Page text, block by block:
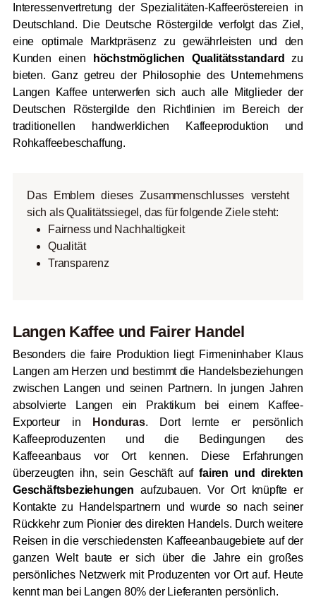
Interessenvertretung der Spezialitäten-Kaffeeröstereien in
Deutschland. Die Deutsche Röstergilde verfolgt das Ziel,
eine optimale Marktpräsenz zu gewährleisten und den
Kunden einen
höchstmöglichen Qualitätsstandard
zu
bieten. Ganz getreu der Philosophie des Unternehmens
Langen Kaffee unterwerfen sich auch alle Mitglieder der
Deutschen Röstergilde den Richtlinien im Bereich der
traditionellen handwerklichen Kaffeeproduktion und
Rohkaffeebeschaffung.
Das Emblem dieses Zusammenschlusses versteht
sich als Qualitätssiegel, das für folgende Ziele steht:
Fairness und Nachhaltigkeit
Qualität
Transparenz
Langen Kaffee und Fairer Handel
Besonders die faire Produktion liegt Firmeninhaber Klaus
Langen am Herzen und bestimmt die Handelsbeziehungen
zwischen Langen und seinen Partnern. In jungen Jahren
absolvierte Langen ein Praktikum bei einem Kaffee-
Exporteur in
Honduras. Dort lernte er persönlich
Kaffeeproduzenten und die Bedingungen des
Kaffeeanbaus vor Ort kennen. Diese Erfahrungen
überzeugten ihn, sein Geschäft auffairen und direkten
Geschäftsbeziehungen aufzubauen. Vor Ort knüpfte er
Kontakte zu Handelspartnern und wurde so nach seiner
Rückkehr zum Pionier des direkten Handels. Durch weitere
Reisen in die verschiedensten Kaffeeanbaugebiete auf der
ganzen Welt baute er sich über die Jahre ein großes
persönliches Netzwerk mit Produzenten vor Ort auf. Heute
kennt man bei Langen 80% der Lieferanten persönlich.